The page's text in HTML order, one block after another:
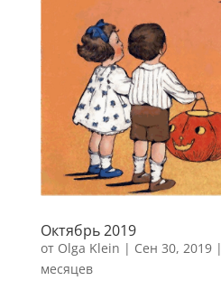
Октябрь 2019
от Olga Klein | Сен 30, 2019|
месяцев